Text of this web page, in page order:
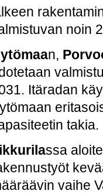
noin
n,
Itäradan
takia.
ssa
vaihe